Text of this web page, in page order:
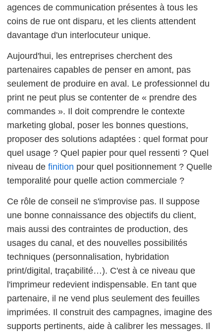
agences de communication présentes à tous les
coins de rue ont disparu, et les clients attendent
davantage d'un interlocuteur unique.
Aujourd'hui, les entreprises cherchent des
partenaires capables de penser en amont, pas
seulement de produire en aval. Le professionnel du
print ne peut plus se contenter de « prendre des
commandes ». Il doit comprendre le contexte
marketing global, poser les bonnes questions,
proposer des solutions adaptées : quel format pour
quel usage ? Quel papier pour quel ressenti ? Quel
niveau de finition pour quel positionnement ? Quelle
temporalité pour quelle action commerciale ?
Ce rôle de conseil ne s'improvise pas. Il suppose
une bonne connaissance des objectifs du client,
mais aussi des contraintes de production, des
usages du canal, et des nouvelles possibilités
techniques (personnalisation, hybridation
print/digital, traçabilité…). C'est à ce niveau que
l'imprimeur redevient indispensable. En tant que
partenaire, il ne vend plus seulement des feuilles
imprimées. Il construit des campagnes, imagine des
supports pertinents, aide à calibrer les messages. Il